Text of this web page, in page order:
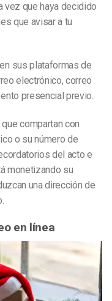
vez que haya decidido
que avisar a tu
sus plataformas de
electrónico, correo
presencial previo.
compartan con
o su número de
del acto e
monetizando su
una dirección de
en línea